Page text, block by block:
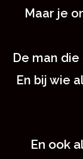
Maar je
De man
En bij wie
En ook